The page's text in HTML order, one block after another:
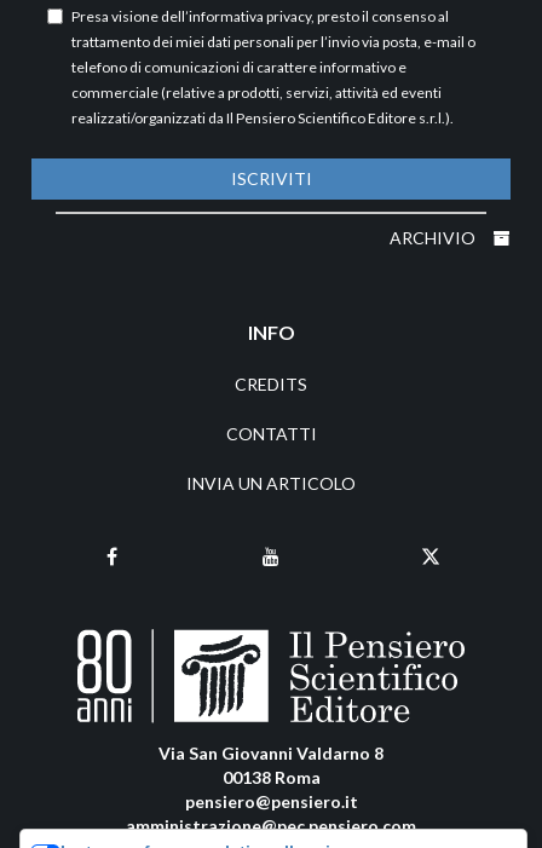
Presa visione dell’informativa privacy, presto il consenso al
trattamento dei miei dati personali per l’invio via posta, e-mail o
telefono di comunicazioni di carattere informativo e
commerciale (relative a prodotti, servizi, attività ed eventi
realizzati/organizzati da Il Pensiero Scientifico Editore s.r.l.).
ISCRIVITI
ARCHIVIO
INFO
CREDITS
CONTATTI
INVIA UN ARTICOLO
Via San Giovanni Valdarno 8
00138 Roma
pensiero@pensiero.it
amministrazione@pec.pensiero.com